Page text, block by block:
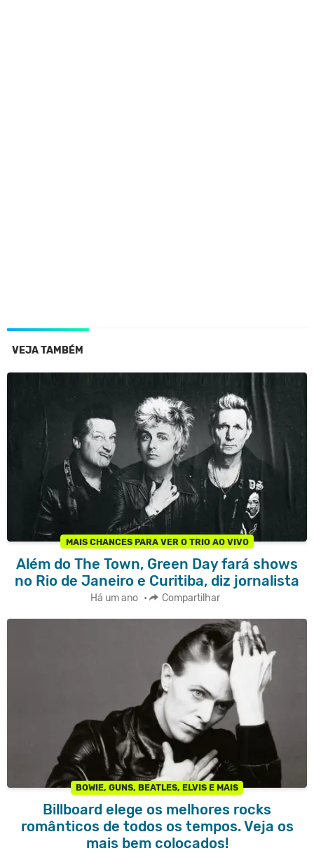
VEJA TAMBÉM
MAIS CHANCES PARA VER O TRIO AO VIVO
Além do The Town, Green Day fará shows
no Rio de Janeiro e Curitiba, diz jornalista
Há um ano • Compartilhar
BOWIE, GUNS, BEATLES, ELVIS E MAIS
Billboard elege os melhores rocks
românticos de todos os tempos. Veja os
mais bem colocados!